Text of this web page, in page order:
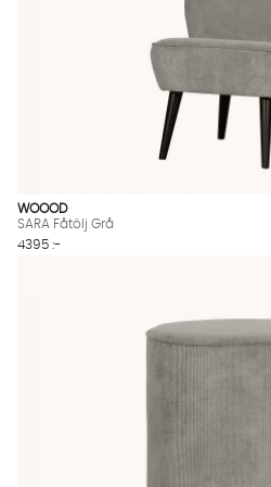
WOOOD
SARA Fåtölj Grå
4395 :-